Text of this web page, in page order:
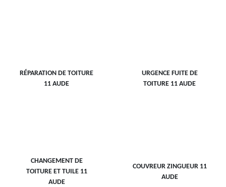
RÉPARATION DE TOITURE
11 AUDE
URGENCE FUITE DE
TOITURE 11 AUDE
CHANGEMENT DE
TOITURE ET TUILE 11
AUDE
COUVREUR ZINGUEUR 11
AUDE